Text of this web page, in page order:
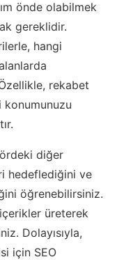
önde olabilmek
gereklidir.
hangi
rekabet
diğer
hedeflediğini ve
öğrenebilirsiniz.
içerikler üreterek
Dolayısıyla,
için SEO